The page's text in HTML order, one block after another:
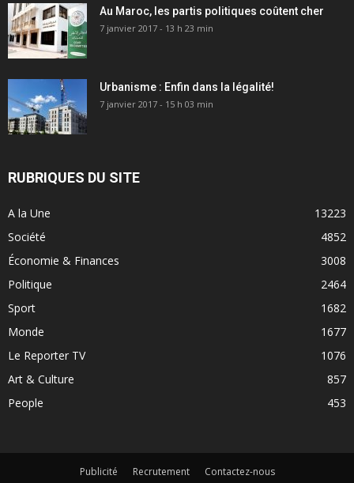
Au Maroc, les partis politiques coûtent cher
7 janvier 2017 - 13 h 23 min
Urbanisme : Enfin dans la légalité!
7 janvier 2017 - 15 h 03 min
RUBRIQUES DU SITE
A la Une
13223
Société
4852
Économie & Finances
3008
Politique
2464
Sport
1682
Monde
1677
Le Reporter TV
1076
Art & Culture
857
People
453
Publicité Recrutement Contactez-nous